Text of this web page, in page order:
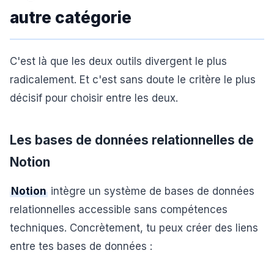
autre catégorie
C'est là que les deux outils divergent le plus
radicalement. Et c'est sans doute le critère le plus
décisif pour choisir entre les deux.
Les bases de données relationnelles de
Notion
Notion intègre un système de bases de données
relationnelles accessible sans compétences
techniques. Concrètement, tu peux créer des liens
entre tes bases de données :